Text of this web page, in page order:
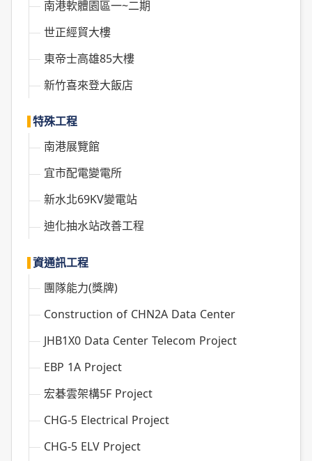
南港軟體園區一~二期
世正經貿大樓
東帝士高雄85大樓
新竹喜來登大飯店
特殊工程
南港展覽館
宜市配電變電所
新水北69KV變電站
迪化抽水站改善工程
資通訊工程
團隊能力(獎牌)
Construction of CHN2A Data Center
JHB1X0 Data Center Telecom Project
EBP 1A Project
宏碁雲架構5F Project
CHG-5 Electrical Project
CHG-5 ELV Project